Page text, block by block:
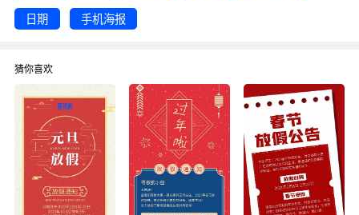
日期 手机海报
猜你喜欢